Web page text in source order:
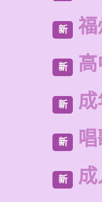
新 福
新
新
新
新